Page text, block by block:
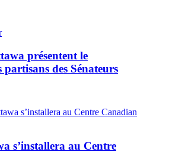
présentent le
partisans des Sénateurs
s’installera au Centre